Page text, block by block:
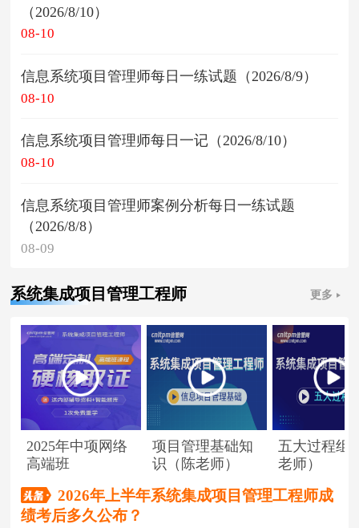
（2026/8/10）
08-10
信息系统项目管理师每日一练试题（2026/8/9）
08-10
信息系统项目管理师每日一记（2026/8/10）
08-10
信息系统项目管理师案例分析每日一练试题
（2026/8/8）
08-09
系统集成项目管理工程师 更多
2025年中项网络
高端班
项目管理基础知
识（陈老师）
五大过程组
老师）
2026年上半年系统集成项目管理工程师成
绩考后多久公布？